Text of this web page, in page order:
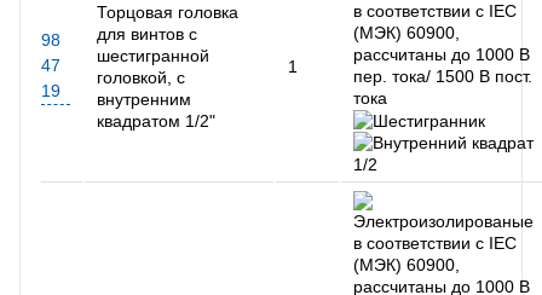
98
47
19
Торцовая головка
для винтов с
шестигранной
головкой, с
внутренним
квадратом 1/2"
1